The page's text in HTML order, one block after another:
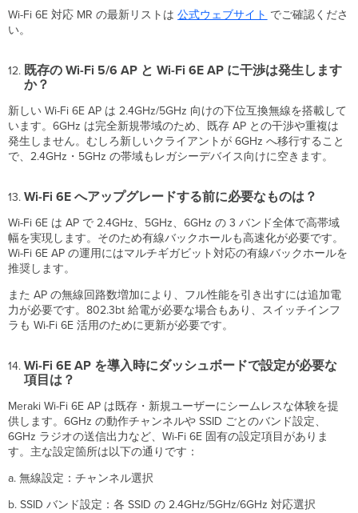
ア
レ
ー
す
る
前
に
要
も
の
は？
Wi-
6E
AP
を
入
時
ダ
ッ
シ
ュ
ー
ド
Wi-Fi 6E 対応 MR の最新リストは公式ウェブサイト でご確認くださ
い。
既存の Wi-Fi 5/6 AP と Wi-Fi 6E AP に干渉は発生します
か？
新しい Wi-Fi 6E AP は 2.4GHz/5GHz 向けの下位互換無線を搭載して
います。6GHz は完全新規帯域のため、既存 AP との干渉や重複は
発生しません。むしろ新しいクライアントが 6GHz へ移行すること
で、2.4GHz・5GHz の帯域もレガシーデバイス向けに空きます。
Wi-Fi 6E へアップグレードする前に必要なものは？
Wi-Fi 6E は AP で 2.4GHz、5GHz、6GHz の 3 バンド全体で高帯域
幅を実現します。そのため有線バックホールも高速化が必要です。
Wi-Fi 6E AP の運用にはマルチギガビット対応の有線バックホールを
推奨します。
また AP の無線回路数増加により、フル性能を引き出すには追加電
力が必要です。802.3bt 給電が必要な場合もあり、スイッチインフ
ラも Wi-Fi 6E 活用のために更新が必要です。
Wi-Fi 6E AP を導入時にダッシュボードで設定が必要な
項目は？
Meraki Wi-Fi 6E AP は既存・新規ユーザーにシームレスな体験を提
供します。6GHz の動作チャンネルや SSID ごとのバンド設定、
6GHz ラジオの送信出力など、Wi-Fi 6E 固有の設定項目がありま
す。主な設定箇所は以下の通りです：
a. 無線設定：チャンネル選択
b. SSID バンド設定：各 SSID の 2.4GHz/5GHz/6GHz 対応選択